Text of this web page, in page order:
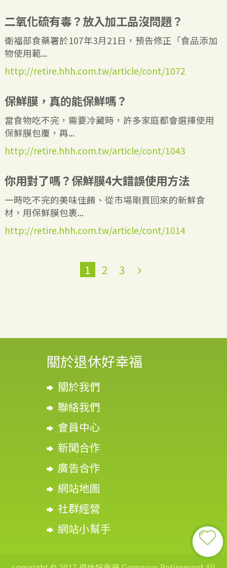
二氧化硫有毒？放入加工品沒問題？
衛福部食藥署於107年3月21日，預告修正「食品添加
物使用範...
http://retire.hhh.com.tw/article/cont/1072
保鮮膜，真的能保鮮嗎？
當食物吃不完，需要冷藏時，許多家庭都會選擇使用
保鮮膜包覆，再...
http://retire.hhh.com.tw/article/cont/1043
你用對了嗎？保鮮膜4大錯誤使用方法
一時吃不完的美味佳餚、從市場剛買回來的新鮮食
材，用保鮮膜包裹...
http://retire.hhh.com.tw/article/cont/1014
1 2 3
關於退休好幸福
關於我們
聯絡我們
會員中心
新聞合作
廣告合作
網站地圖
社群經營
網站小幫手